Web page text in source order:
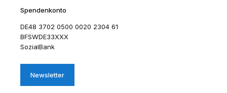
Spendenkonto
DE48 3702 0500 0020 2304 61
BFSWDE33XXX
SozialBank
Newsletter